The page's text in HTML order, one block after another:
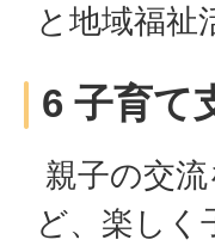
と地域福祉
6 子育て
親子の交
ど、楽し